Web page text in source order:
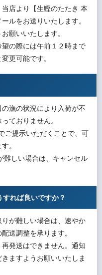
店より【生鰹のたたき 本
ルをお送りいたします。
願いいたします。
の際には午前１２時まで
更可能です。
漁の状況により入荷が不
ておりません。
ご提示いただくことで、可
。
難しい場合は、キャンセル
れば良いですか？
が難しい場合は、速やか
送調整を承ります。
発送はできません。通知
ますようお願いいたしま